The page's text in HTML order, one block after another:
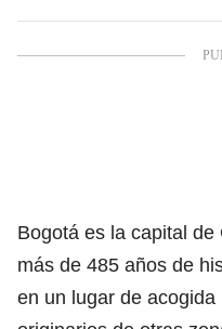
Bogotá es la capital
más de 485 años de
en un lugar de